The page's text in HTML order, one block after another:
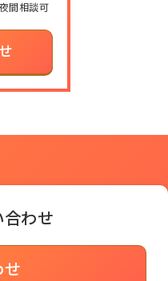
間相談可
合わせ
せ